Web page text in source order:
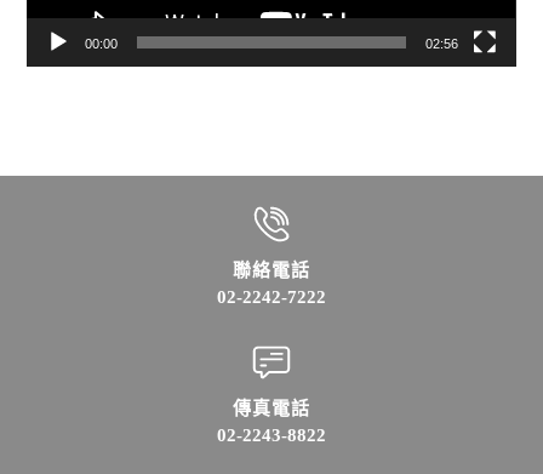
00:00 02:56
聯絡電話
02-2242-7222
傳真電話
02-2243-8822